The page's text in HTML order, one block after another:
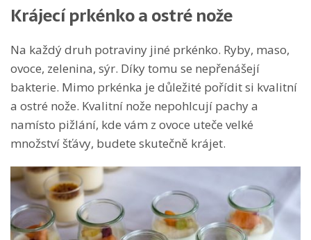
Krájecí prkénko a ostré nože
Na každý druh potraviny jiné prkénko. Ryby, maso,
ovoce, zelenina, sýr. Díky tomu se nepřenášejí
bakterie. Mimo prkénka je důležité pořídit si kvalitní
a ostré nože. Kvalitní nože nepohlcují pachy a
namísto pižlání, kde vám z ovoce uteče velké
množství šťávy, budete skutečně krájet.